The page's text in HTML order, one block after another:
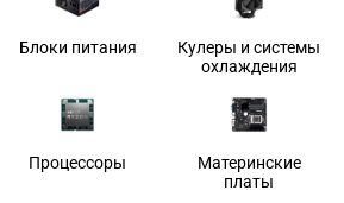
Блоки питания
Кулеры и системы
охлаждения
Процессоры
Материнские
платы